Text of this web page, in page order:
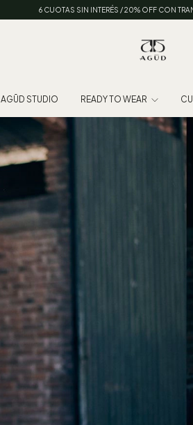
6 CUOTAS SIN INTERÉS / 20% OFF CON
AGŪD STUDIO READY TO WEAR